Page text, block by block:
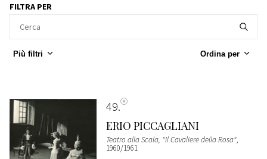
FILTRA PER
Più filtri Ordina per
49
ERIO PICCAGLIANI
Teatro alla Scala, "Il Cavaliere della Rosa",
1960/1961